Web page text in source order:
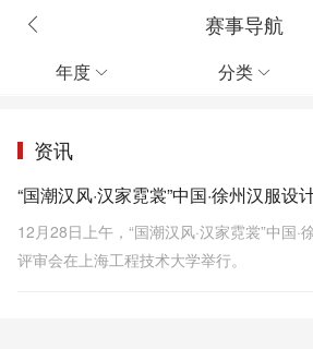
赛事导航
年度  分类 
资讯
“国潮汉风·汉家霓裳”中国·徐州汉服设
12月28日上午，“国潮汉风·汉家霓裳”中国·
评审会在上海工程技术大学举行。